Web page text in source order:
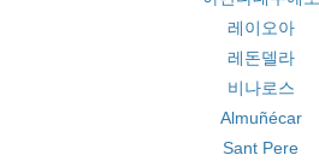
레이오아
레돈델라
비나로스
Almuñécar
Sant Pere